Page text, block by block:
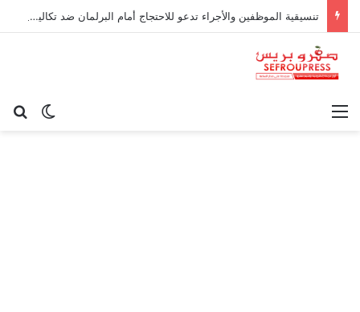
تنسيقية الموظفين والأجراء تدعو للاحتجاج أمام البرلمان ضد تكاليف «التوقيت الميسر»
الوضع القائمة